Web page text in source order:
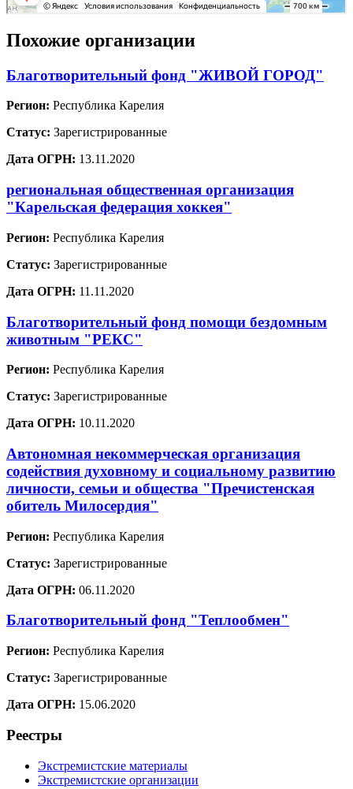
Похожие организации
Благотворительный фонд "ЖИВОЙ ГОРОД"
Регион: Республика Карелия
Статус: Зарегистрированные
Дата ОГРН: 13.11.2020
региональная общественная организация
"Карельская федерация хоккея"
Регион: Республика Карелия
Статус: Зарегистрированные
Дата ОГРН: 11.11.2020
Благотворительный фонд помощи бездомным
животным "РЕКС"
Регион: Республика Карелия
Статус: Зарегистрированные
Дата ОГРН: 10.11.2020
Автономная некоммерческая организация
содействия духовному и социальному развитию
личности, семьи и общества "Пречистенская
обитель Милосердия"
Регион: Республика Карелия
Статус: Зарегистрированные
Дата ОГРН: 06.11.2020
Благотворительный фонд "Теплообмен"
Регион: Республика Карелия
Статус: Зарегистрированные
Дата ОГРН: 15.06.2020
Реестры
Экстремистские материалы
Экстремистские организации